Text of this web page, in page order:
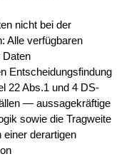
nicht bei der
Alle verfügbaren
Daten
Entscheidungsfindung
22 Abs.1 und 4 DS-
— aussagekräftige
sowie die Tragweite
einer derartigen